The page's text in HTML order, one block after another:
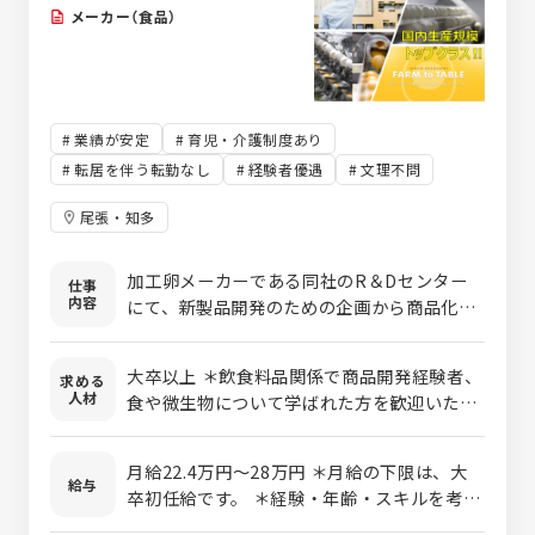
メーカー（食品）
業績が安定
育児・介護制度あり
転居を伴う転勤なし
経験者優遇 文理不問
尾張・知多
仕事
内容
加工卵メーカーである同社のR＆Dセンター
にて、新製品開発のための企画から商品化ま
へのプレゼン業務もございます。 ■加工卵の
種類：液卵、卵黄、卵白、ゆで卵、半熟卵な
ど 卵黄という商品を一つとっても、成分や色
味等、顧客からご要望を頂きます。 ご要望に
沿うために、養鶏場にお伺いし、餌から変え
求める
人材
大卒以上 ＊飲食料品関係で商品開発経験者、
食や微生物について学ばれた方を歓迎いたし
給与
月給22.4万円～28万円 ＊月給の下限は、大
卒初任給です。 ＊経験・年齢・スキルを考慮